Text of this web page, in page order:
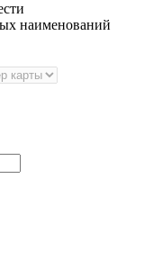
наименований